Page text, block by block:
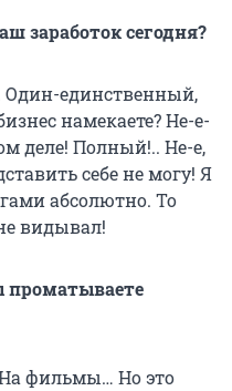
заработок сегодня?
Один-единственный,
намекаете? Не-е-
деле! Полный!.. Не-е,
себе не могу! Я
абсолютно. То
видывал!
проматываете
фильмы… Но это